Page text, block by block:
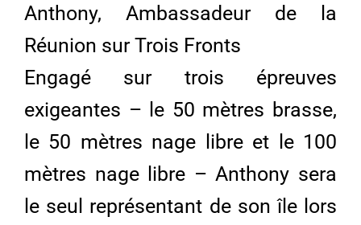
Anthony, Ambassadeur de la
Réunion sur Trois Fronts
Engagé sur trois épreuves
exigeantes – le 50 mètres brasse,
le 50 mètres nage libre et le 100
mètres nage libre – Anthony sera
le seul représentant de son île lors